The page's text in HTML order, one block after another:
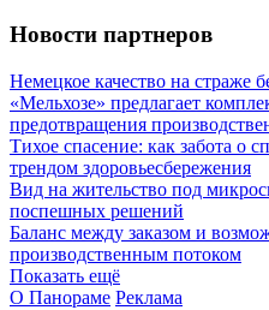
Новости партнеров
Немецкое качество на страже
«Мельхозе» предлагает
предотвращения
Тихое спасение: как забота о
трендом здоровьесбережения
Вид на жительство под
поспешных решений
Баланс между заказом и
производственным потоком
Показать ещё
О Панораме Реклама